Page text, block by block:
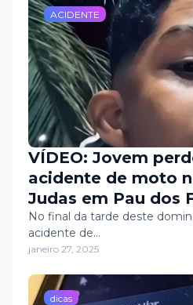
ACIDENTE
VÍDEO: Jovem
acidente de moto
Judas em Pau dos
No final da tarde deste
acidente de…
janeiro 27, 2025
dicas